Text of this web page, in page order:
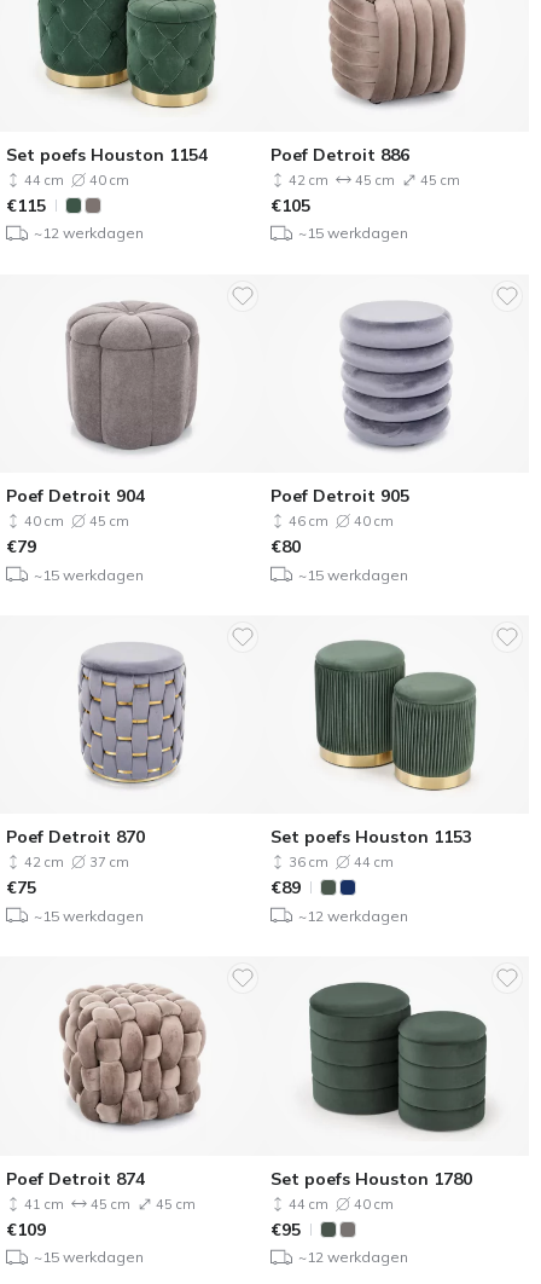
Set poefs Houston 1154
44 cm 40 cm
€115
~12 werkdagen
Poef Detroit 886
42 cm 45 cm 45 cm
€105
~15 werkdagen
Poef Detroit 904
40 cm 45 cm
€79
~15 werkdagen
Poef Detroit 905
46 cm 40 cm
€80
~15 werkdagen
Poef Detroit 870
42 cm 37 cm
€75
~15 werkdagen
Set poefs Houston 1153
36 cm 44 cm
€89
~12 werkdagen
Poef Detroit 874
41 cm 45 cm 45 cm
€109
~15 werkdagen
Set poefs Houston 1780
44 cm 40 cm
€95
~12 werkdagen